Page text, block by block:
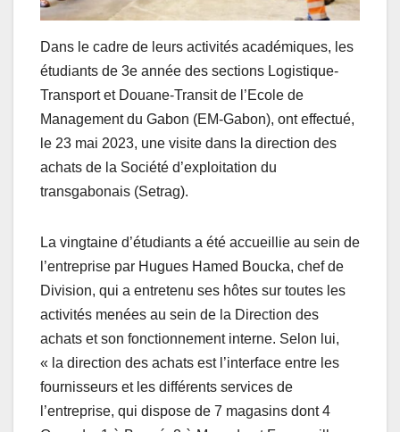
Dans le cadre de leurs activités académiques, les
étudiants de 3e année des sections Logistique-
Transport et Douane-Transit de l’Ecole de
Management du Gabon (EM-Gabon), ont effectué,
le 23 mai 2023, une visite dans la direction des
achats de la Société d’exploitation du
transgabonais (Setrag).
La vingtaine d’étudiants a été accueillie au sein de
l’entreprise par Hugues Hamed Boucka, chef de
Division, qui a entretenu ses hôtes sur toutes les
activités menées au sein de la Direction des
achats et son fonctionnement interne. Selon lui,
« la direction des achats est l’interface entre les
fournisseurs et les différents services de
l’entreprise, qui dispose de 7 magasins dont 4